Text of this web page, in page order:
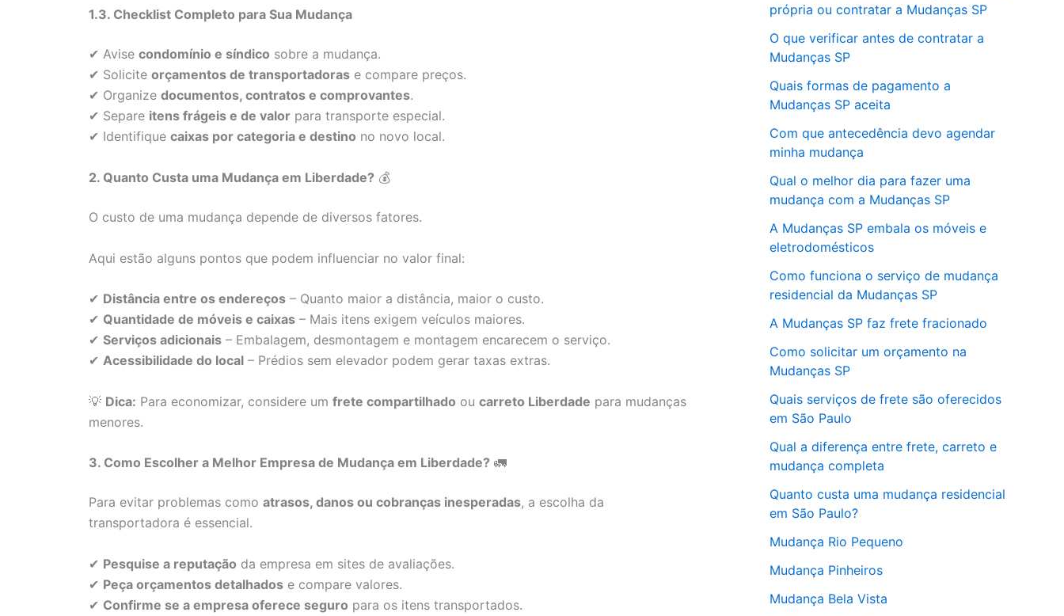
1.3. Checklist Completo para Sua Mudança
✔ Avise condomínio e síndico sobre a mudança.
✔ Solicite orçamentos de transportadoras e compare preços.
✔ Organize documentos, contratos e comprovantes.
✔ Separe itens frágeis e de valor para transporte especial.
✔ Identifique caixas por categoria e destino no novo local.
2. Quanto Custa uma Mudança em Liberdade? 💰
O custo de uma mudança depende de diversos fatores.
Aqui estão alguns pontos que podem influenciar no valor final:
✔ Distância entre os endereços – Quanto maior a distância, maior o custo.
✔ Quantidade de móveis e caixas – Mais itens exigem veículos maiores.
✔ Serviços adicionais – Embalagem, desmontagem e montagem encarecem o serviço.
✔ Acessibilidade do local – Prédios sem elevador podem gerar taxas extras.
💡 Dica: Para economizar, considere um frete compartilhado ou carreto Liberdade para mudanças
menores.
3. Como Escolher a Melhor Empresa de Mudança em Liberdade? 🚛
Para evitar problemas como atrasos, danos ou cobranças inesperadas, a escolha da
transportadora é essencial.
✔ Pesquise a reputação da empresa em sites de avaliações.
✔ Peça orçamentos detalhados e compare valores.
✔ Confirme se a empresa oferece seguro para os itens transportados.
própria ou contratar a Mudanças SP
O que verificar antes de contratar a
Mudanças SP
Quais formas de pagamento a
Mudanças SP aceita
Com que antecedência devo agendar
minha mudança
Qual o melhor dia para fazer uma
mudança com a Mudanças SP
A Mudanças SP embala os móveis e
eletrodomésticos
Como funciona o serviço de mudança
residencial da Mudanças SP
A Mudanças SP faz frete fracionado
Como solicitar um orçamento na
Mudanças SP
Quais serviços de frete são oferecidos
em São Paulo
Qual a diferença entre frete, carreto e
mudança completa
Quanto custa uma mudança residencial
em São Paulo?
Mudança Rio Pequeno
Mudança Pinheiros
Mudança Bela Vista